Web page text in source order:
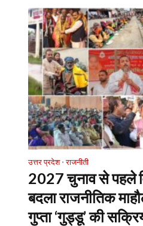
उत्तर प्रदेश • राजनीती
2027 चुनाव से पहले
बदला राजनीतिक
गुप्ता ‘गुड्डू’ की